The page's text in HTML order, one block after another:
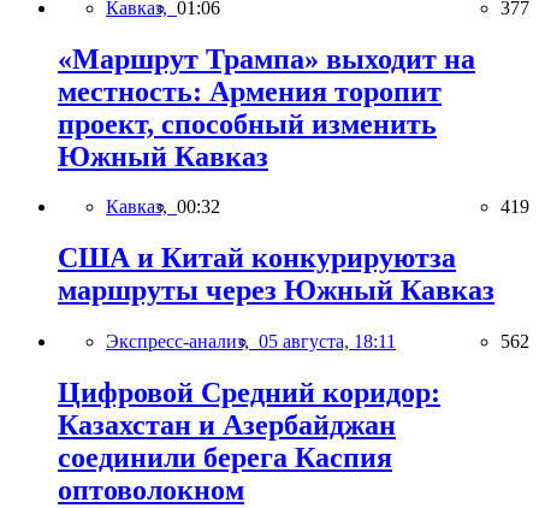
Кавказ, 01:06 377
«Маршрут Трампа» выходит на
местность: Армения торопит
проект, способный изменить
Южный Кавказ
Кавказ, 00:32 419
США и Китай конкурируютза
маршруты через Южный Кавказ
Экспресс-анализ, 05 августа, 18:11 562
Цифровой Средний коридор:
Казахстан и Азербайджан
соединили берега Каспия
оптоволокном